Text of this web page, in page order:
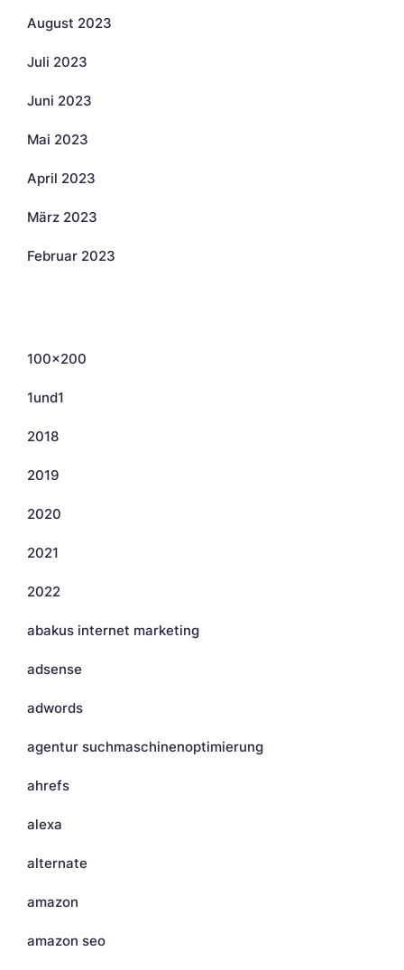
August 2023
Juli 2023
Juni 2023
Mai 2023
April 2023
März 2023
Februar 2023
100×200
1und1
2018
2019
2020
2021
2022
abakus internet marketing
adsense
adwords
agentur suchmaschinenoptimierung
ahrefs
alexa
alternate
amazon
amazon seo